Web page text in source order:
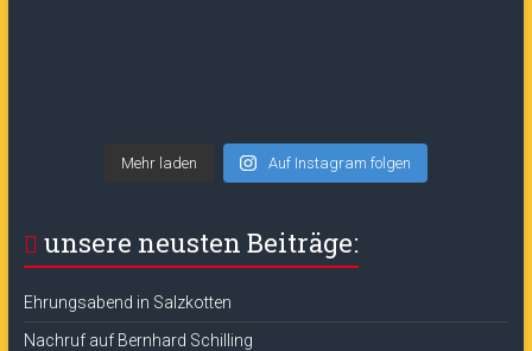
Mehr laden Auf Instagram folgen
unsere neusten Beiträge:
Ehrungsabend in Salzkotten
Nachruf auf Bernhard Schilling